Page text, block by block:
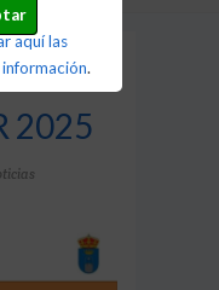
aquí las
.
2025